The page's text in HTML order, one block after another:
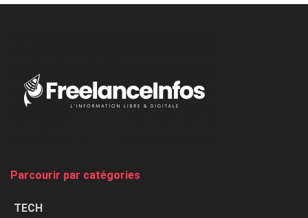
Nigeria,
Parcourir par catégories
TECH